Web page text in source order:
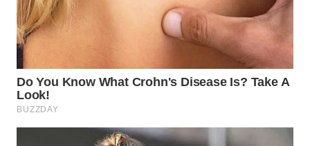
WN
SIMALUNGUN
LABUHANBATU
WN